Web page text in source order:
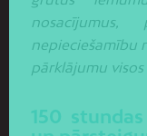
nepieciešamību
pārklājumu visos
150